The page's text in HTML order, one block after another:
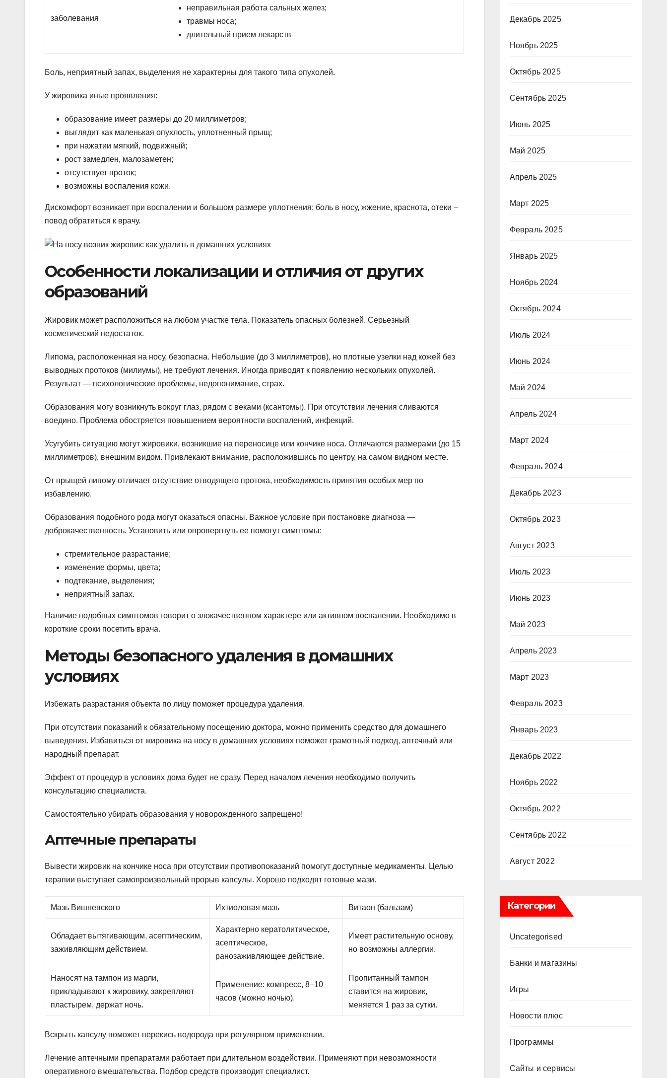
заболевания
неправильная работа сальных желез;
травмы носа;
длительный прием лекарств
Боль, неприятный запах, выделения не характерны для такого типа опухолей.
У жировика иные проявления:
образование имеет размеры до 20 миллиметров;
выглядит как маленькая опухлость, уплотненный прыщ;
при нажатии мягкий, подвижный;
рост замедлен, малозаметен;
отсутствует проток;
возможны воспаления кожи.
Дискомфорт возникает при воспалении и большом размере уплотнения: боль в носу, жжение, краснота, отеки –
повод обратиться к врачу.
Особенности локализации и отличия от других
образований
Жировик может расположиться на любом участке тела. Показатель опасных болезней. Серьезный
косметический недостаток.
Липома, расположенная на носу, безопасна. Небольшие (до 3 миллиметров), но плотные узелки над кожей без
выводных протоков (милиумы), не требуют лечения. Иногда приводят к появлению нескольких опухолей.
Результат — психологические проблемы, недопонимание, страх.
Образования могу возникнуть вокруг глаз, рядом с веками (ксантомы). При отсутствии лечения сливаются
воедино. Проблема обостряется повышением вероятности воспалений, инфекций.
Усугубить ситуацию могут жировики, возникшие на переносице или кончике носа. Отличаются размерами (до 15
миллиметров), внешним видом. Привлекают внимание, расположившись по центру, на самом видном месте.
От прыщей липому отличает отсутствие отводящего протока, необходимость принятия особых мер по
избавлению.
Образования подобного рода могут оказаться опасны. Важное условие при постановке диагноза —
доброкачественность. Установить или опровергнуть ее помогут симптомы:
стремительное разрастание;
изменение формы, цвета;
подтекание, выделения;
неприятный запах.
Наличие подобных симптомов говорит о злокачественном характере или активном воспалении. Необходимо в
короткие сроки посетить врача.
Методы безопасного удаления в домашних
условиях
Избежать разрастания объекта по лицу поможет процедура удаления.
При отсутствии показаний к обязательному посещению доктора, можно применить средство для домашнего
выведения. Избавиться от жировика на носу в домашних условиях поможет грамотный подход, аптечный или
народный препарат.
Эффект от процедур в условиях дома будет не сразу. Перед началом лечения необходимо получить
консультацию специалиста.
Самостоятельно убирать образования у новорожденного запрещено!
Аптечные препараты
Вывести жировик на кончике носа при отсутствии противопоказаний помогут доступные медикаменты. Целью
терапии выступает самопроизвольный прорыв капсулы. Хорошо подходят готовые мази.
Мазь Вишневского Ихтиоловая мазь Витаон (бальзам)
Обладает вытягивающим, асептическим,
заживляющим действием.
Характерно кератолитическое,
асептическое,
ранозаживляющее действие.
Имеет растительную основу,
но возможны аллергии.
Наносят на тампон из марли,
прикладывают к жировику, закрепляют
пластырем, держат ночь.
Применение: компресс, 8–10
часов (можно ночью).
Пропитанный тампон
ставится на жировик,
меняется 1 раз за сутки.
Вскрыть капсулу поможет перекись водорода при регулярном применении.
Лечение аптечными препаратами работает при длительном воздействии. Применяют при невозможности
оперативного вмешательства. Подбор средств производит специалист.
Декабрь 2025
Ноябрь 2025
Октябрь 2025
Сентябрь 2025
Июнь 2025
Май 2025
Апрель 2025
Март 2025
Февраль 2025
Январь 2025
Ноябрь 2024
Октябрь 2024
Июль 2024
Июнь 2024
Май 2024
Апрель 2024
Март 2024
Февраль 2024
Декабрь 2023
Октябрь 2023
Август 2023
Июль 2023
Июнь 2023
Май 2023
Апрель 2023
Март 2023
Февраль 2023
Январь 2023
Декабрь 2022
Ноябрь 2022
Октябрь 2022
Сентябрь 2022
Август 2022
Категории
Uncategorised
Банки и магазины
Игры
Новости плюс
Программы
Сайты и сервисы